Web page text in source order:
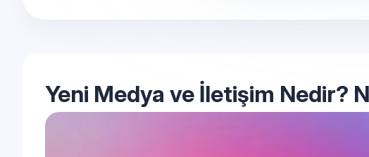
Yeni Medya ve İletişim Nedir?